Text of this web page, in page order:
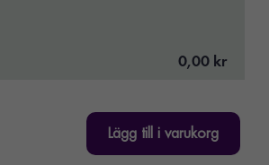
0,00 kr
Lägg till i varukorg